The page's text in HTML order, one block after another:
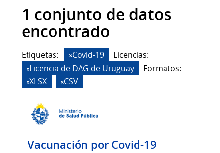
1 conjunto de datos
encontrado
Etiquetas: Covid-19
Licencias:
Licencia de DAG de Uruguay
Formatos:
XLSX
CSV
Vacunación por Covid-19